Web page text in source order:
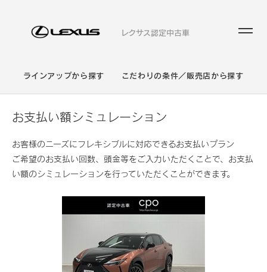
レクサス認定中古車
ラインアップから探す こだわりの条件／販売店から探す
お支払い額シミュレーション
お客様のニーズにフレキシブルに対応できるお支払いプラン
ご希望のお支払い回数、頭金等をご入力いただくことで、お支払
い額のシミュレーションを行っていただくことができます。